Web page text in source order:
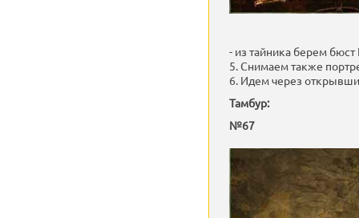
- из тайника берем
5. Снимаем также
6. Идем через
Тамбур:
№67